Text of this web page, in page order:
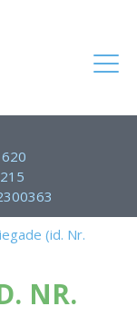
(id. Nr.
NR.